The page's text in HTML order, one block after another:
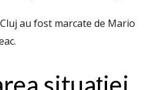
au fost marcate de Mario